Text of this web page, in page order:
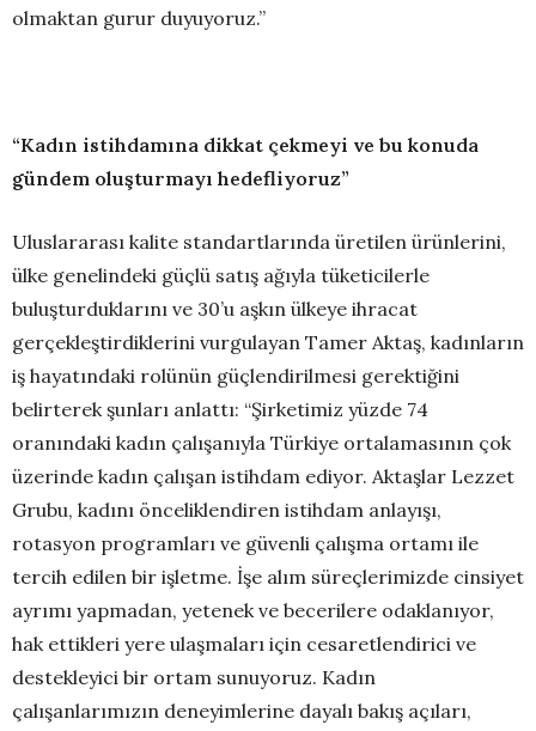
olmaktan gurur duyuyoruz.”
“Kadın istihdamına dikkat çekmeyi ve bu konuda
gündem oluşturmayı hedefliyoruz”
Uluslararası kalite standartlarında üretilen ürünlerini,
ülke genelindeki güçlü satış ağıyla tüketicilerle
buluşturduklarını ve 30’u aşkın ülkeye ihracat
gerçekleştirdiklerini vurgulayan Tamer Aktaş, kadınların
iş hayatındaki rolünün güçlendirilmesi gerektiğini
belirterek şunları anlattı: “Şirketimiz yüzde 74
oranındaki kadın çalışanıyla Türkiye ortalamasının çok
üzerinde kadın çalışan istihdam ediyor. Aktaşlar Lezzet
Grubu, kadını önceliklendiren istihdam anlayışı,
rotasyon programları ve güvenli çalışma ortamı ile
tercih edilen bir işletme. İşe alım süreçlerimizde cinsiyet
ayrımı yapmadan, yetenek ve becerilere odaklanıyor,
hak ettikleri yere ulaşmaları için cesaretlendirici ve
destekleyici bir ortam sunuyoruz. Kadın
çalışanlarımızın deneyimlerine dayalı bakış açıları,